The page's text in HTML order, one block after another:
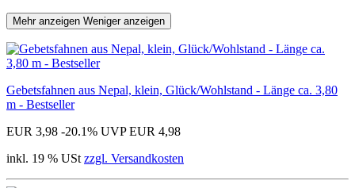
Mehr anzeigen Weniger anzeigen
Gebetsfahnen aus Nepal, klein, Glück/Wohlstand - Länge ca. 3,80
m - Bestseller
EUR 3,98 -20.1% UVP EUR 4,98
inkl. 19 % USt zzgl. Versandkosten